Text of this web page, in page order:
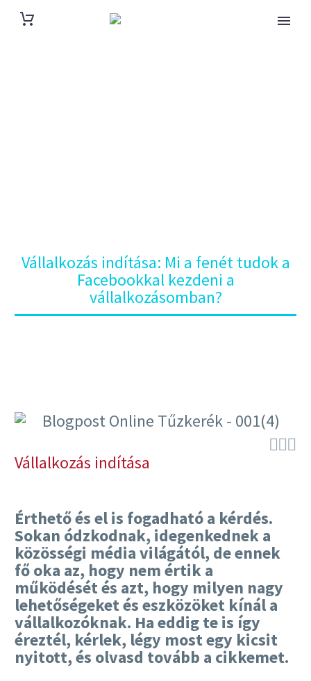
vállalkozásomban?
Vállalkozás indítása: Mi a fenét tudok a
Facebookkal kezdeni a
vállalkozásomban?

Vállalkozás indítása
Érthető és el is fogadható a kérdés.
Sokan ódzkodnak, idegenkednek a
közösségi média világától, de ennek
fő oka az, hogy nem értik a
működését és azt, hogy milyen nagy
lehetőségeket és eszközöket kínál a
vállalkozóknak. Ha eddig te is így
éreztél, kérlek, légy most egy kicsit
nyitott, és olvasd tovább a cikkemet.